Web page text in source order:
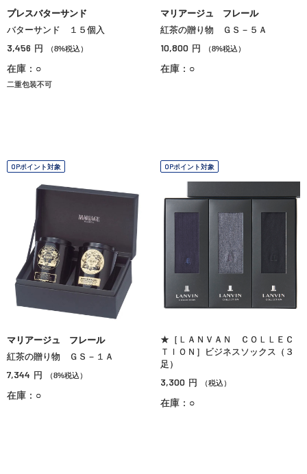
プレスバターサンド
バターサンド １５個入
3,456 円 （8%税込）
在庫：○
二重包装不可
マリアージュ フレール
紅茶の贈り物 ＧＳ－５Ａ
10,800 円 （8%税込）
在庫：○
OPポイント対象
マリアージュ フレール
紅茶の贈り物 ＧＳ－１Ａ
7,344 円 （8%税込）
在庫：○
OPポイント対象
★［ＬＡＮＶＡＮ ＣＯＬＬＥＣ
ＴＩＯＮ］ビジネスソックス（３
足）
3,300 円 （税込）
在庫：○